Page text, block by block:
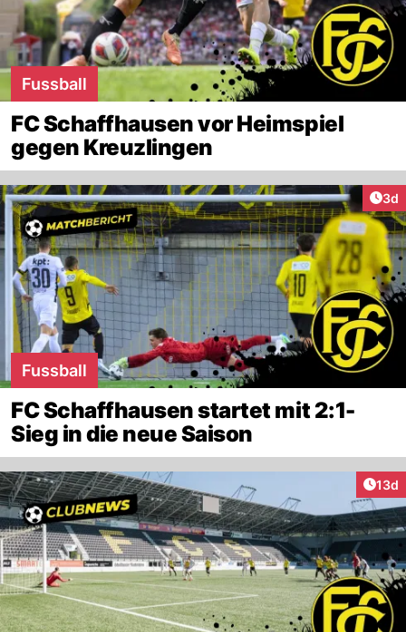
Fussball
FC Schaffhausen vor Heimspiel
gegen Kreuzlingen
3d
Fussball
FC Schaffhausen startet mit 2:1-
Sieg in die neue Saison
13d